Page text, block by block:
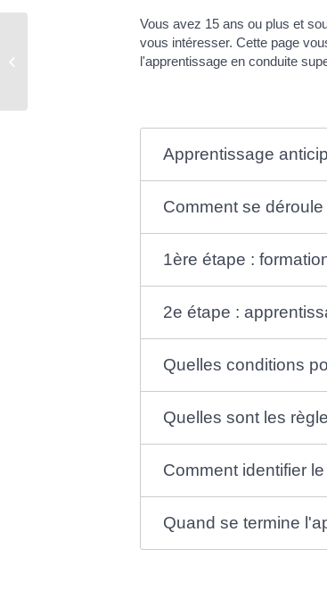
Vous avez 15 ans ou plus et
vous intéresser. Cette page
l'apprentissage en conduite
Apprentissage
Comment se
1ère étape :
2e étape :
Quelles conditions
Quelles sont les
Comment identifier
Quand se termine
Comptes rendus des conseils